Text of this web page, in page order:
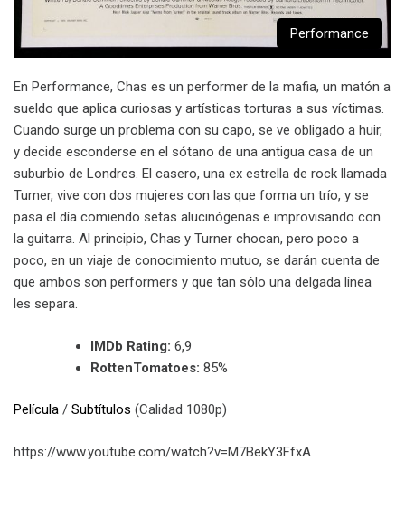
Performance
En Performance, Chas es un performer de la mafia, un matón a
sueldo que aplica curiosas y artísticas torturas a sus víctimas.
Cuando surge un problema con su capo, se ve obligado a huir,
y decide esconderse en el sótano de una antigua casa de un
suburbio de Londres. El casero, una ex estrella de rock llamada
Turner, vive con dos mujeres con las que forma un trío, y se
pasa el día comiendo setas alucinógenas e improvisando con
la guitarra. Al principio, Chas y Turner chocan, pero poco a
poco, en un viaje de conocimiento mutuo, se darán cuenta de
que ambos son performers y que tan sólo una delgada línea
les separa.
IMDb Rating: 6,9
RottenTomatoes: 85%
Película / Subtítulos (Calidad 1080p)
https://www.youtube.com/watch?v=M7BekY3FfxA